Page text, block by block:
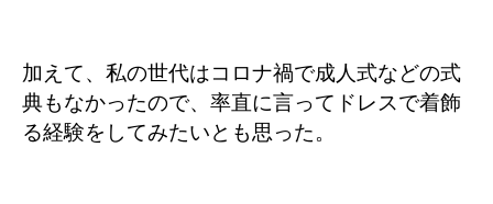
加えて、私の世代はコロナ禍で成人式などの式
典もなかったので、率直に言ってドレスで着飾
る経験をしてみたいとも思った。